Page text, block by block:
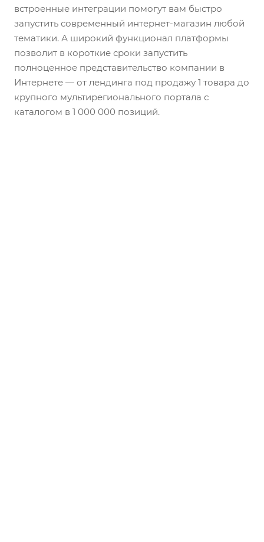
встроенные интеграции помогут вам быстро
запустить современный интернет-магазин любой
тематики. А широкий функционал платформы
позволит в короткие сроки запустить
полноценное представительство компании в
Интернете — от лендинга под продажу 1 товара до
крупного мультирегионального портала с
каталогом в 1 000 000 позиций.